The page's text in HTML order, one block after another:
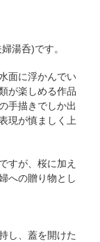
湯呑)です。
面に浮かんでい
が楽しめる作品
手描きでしか出
現が慎ましく上
すが、桜に加え
への贈り物とし
し、蓋を開けた